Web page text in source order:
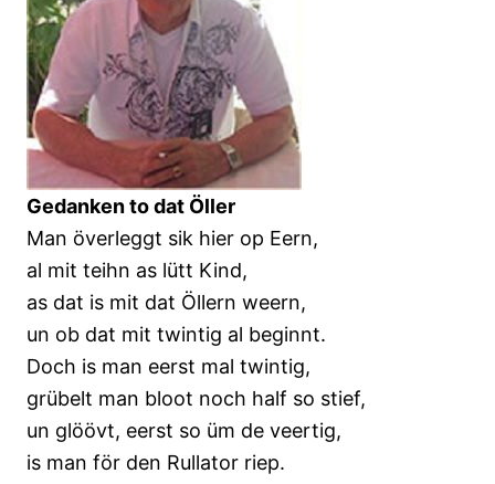
Gedanken to dat Öller
Man överleggt sik hier op Eern,
al mit teihn as lütt Kind,
as dat is mit dat Öllern weern,
un ob dat mit twintig al beginnt.
Doch is man eerst mal twintig,
grübelt man bloot noch half so stief,
un glöövt, eerst so üm de veertig,
is man för den Rullator riep.